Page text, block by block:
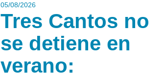
05/08/2026
Tres Cantos no
se detiene en
verano: